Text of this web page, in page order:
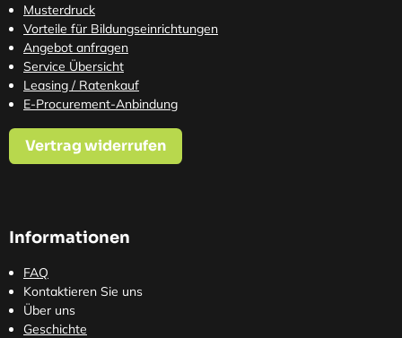
Musterdruck
Vorteile für Bildungseinrichtungen
Angebot anfragen
Service Übersicht
Leasing / Ratenkauf
E-Procurement-Anbindung
Vertrag widerrufen
Informationen
FAQ
Kontaktieren Sie uns
Über uns
Geschichte